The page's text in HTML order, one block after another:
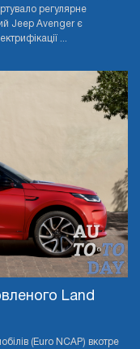
регулярне
Jeep Avenger є
...
Land
(Euro NCAP) вкотре